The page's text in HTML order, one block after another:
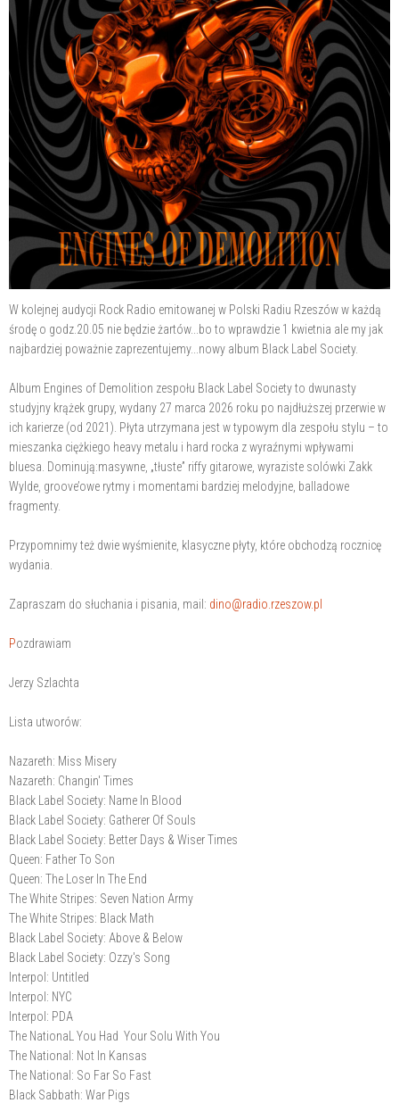
W kolejnej audycji Rock Radio emitowanej w Polski Radiu Rzeszów w każdą
środę o godz.20.05 nie będzie żartów...bo to wprawdzie 1 kwietnia ale my jak
najbardziej poważnie zaprezentujemy...nowy album Black Label Society.
Album Engines of Demolition zespołu Black Label Society to dwunasty
studyjny krążek grupy, wydany 27 marca 2026 roku po najdłuższej przerwie w
ich karierze (od 2021). Płyta utrzymana jest w typowym dla zespołu stylu – to
mieszanka ciężkiego heavy metalu i hard rocka z wyraźnymi wpływami
bluesa. Dominują:masywne, „tłuste” riffy gitarowe, wyraziste solówki Zakk
Wylde, groove’owe rytmy i momentami bardziej melodyjne, balladowe
fragmenty.
Przypomnimy też dwie wyśmienite, klasyczne płyty, które obchodzą rocznicę
wydania.
Zapraszam do słuchania i pisania, mail: dino@radio.rzeszow.pl
Pozdrawiam
Jerzy Szlachta
Lista utworów:
Nazareth: Miss Misery
Nazareth: Changin' Times
Black Label Society: Name In Blood
Black Label Society: Gatherer Of Souls
Black Label Society: Better Days & Wiser Times
Queen: Father To Son
Queen: The Loser In The End
The White Stripes: Seven Nation Army
The White Stripes: Black Math
Black Label Society: Above & Below
Black Label Society: Ozzy's Song
Interpol: Untitled
Interpol: NYC
Interpol: PDA
The NationaL You Had Your Solu With You
The National: Not In Kansas
The National: So Far So Fast
Black Sabbath: War Pigs